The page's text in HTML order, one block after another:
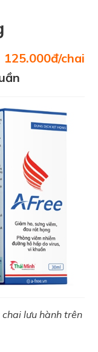
125.000đ/chai
lưu hành trên